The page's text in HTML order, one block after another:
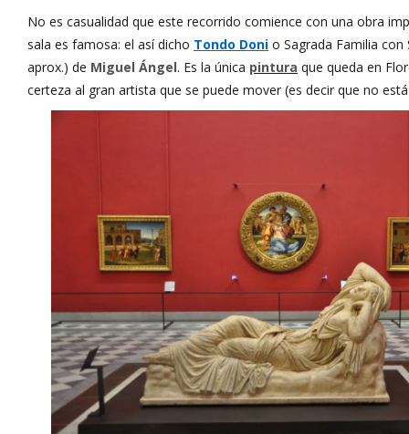
No es casualidad que este recorrido comience con una obra
sala es famosa: el así dicho Tondo Doni o Sagrada Familia con
aprox.) de Miguel Ángel. Es la única pintura que queda en
certeza al gran artista que se puede mover (es decir que no